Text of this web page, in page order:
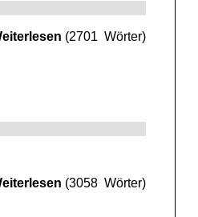
(2701 Wörter)
(3058 Wörter)